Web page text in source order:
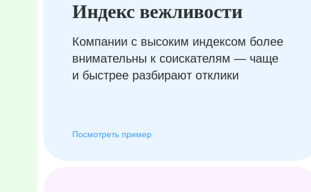
Индекс вежливости
Компании с высоким индексом более
внимательны к соискателям — чаще
и быстрее разбирают отклики
Посмотреть пример